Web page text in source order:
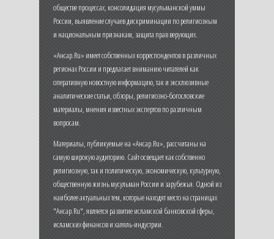
обществе процессах, консолидация мусульманской уммы
России, выявление случаев дискриминации по религиозным
и национальным признакам, защита прав верующих.
«Ансар.Ru» имеет собственных корреспондентов в различных
регионах России и предлагает вниманию читателей как
оперативную новостную информацию, так и эксклюзивные
аналитические статьи, обзоры, религиозно-богословские
материалы, мнения известных экспертов по различным
вопросам.
Материалы, публикуемые на «Ансар.Ru», рассчитаны на
самую широкую аудиторию. Сайт освещает как собственно
религиозную, так и политическую, экономическую, культурную,
общественную жизнь мусульман России и зарубежья. Одной из
наиболее актуальных тем, которые находят место на страницах
"Ансар.Ru", является развитие исламской банковской сферы,
исламских финансов и халяль-индустрии.